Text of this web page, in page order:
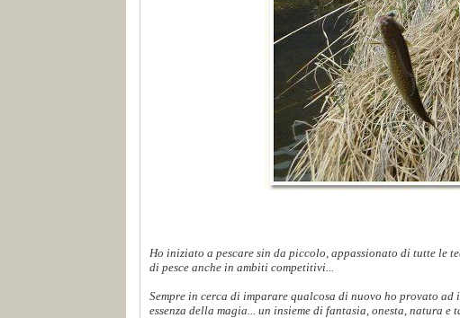
Ho iniziato a pescare sin da piccolo, appassionato di tutte le
di pesce anche in ambiti competitivi...
Sempre in cerca di imparare qualcosa di nuovo ho provato ad
essenza della magia... un insieme di fantasia, onesta, natura